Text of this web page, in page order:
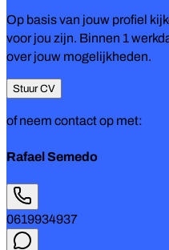
Op basis van jouw profiel
voor jou zijn. Binnen 1
over jouw mogelijkheden.
Stuur CV
of neem contact op met:
Rafael Semedo
0619934937